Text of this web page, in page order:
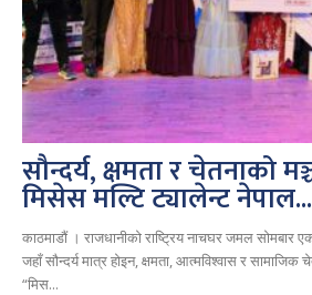
सौन्दर्य, क्षमता र चेतनाको
मिसेस मल्टि ट्यालेन्ट नेपाल...
काठमाडौं । राजधानीको राष्ट्रिय नाचघर जमल सोमबार एक
जहाँ सौन्दर्य मात्र होइन, क्षमता, आत्मविश्वास र सामाजिक
“मिस...